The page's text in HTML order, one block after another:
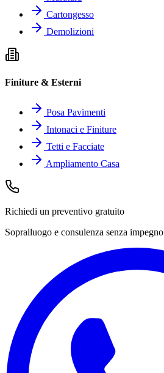
Cartongesso
Demolizioni
Finiture & Esterni
Posa Pavimenti
Intonaci e Finiture
Tetti e Facciate
Ampliamento Casa
Richiedi un preventivo gratuito
Sopralluogo e consulenza senza impegno